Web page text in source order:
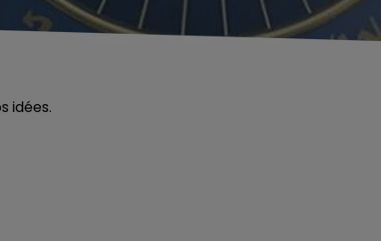
idées.